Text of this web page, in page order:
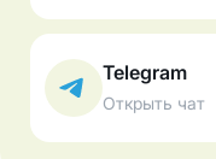
Telegram
Открыть чат